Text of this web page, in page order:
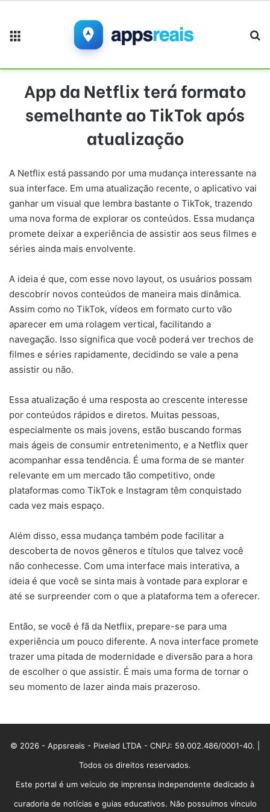
App da Netflix terá formato
semelhante ao TikTok após
atualização
A Netflix está passando por uma mudança interessante na
sua interface. Em uma atualização recente, o aplicativo vai
ganhar um visual que lembra bastante o TikTok, trazendo
uma nova forma de explorar os conteúdos. Essa mudança
promete deixar a experiência de assistir aos seus filmes e
séries ainda mais envolvente.
A ideia é que, com esse novo layout, os usuários possam
descobrir novos conteúdos de maneira mais dinâmica.
Assim como no TikTok, vídeos em formato curto vão
aparecer em uma rolagem vertical, facilitando a
navegação. Isso significa que você poderá ver trechos de
filmes e séries rapidamente, decidindo se vale a pena
assistir ou não.
Essa atualização é uma resposta ao crescente interesse
por conteúdos rápidos e diretos. Muitas pessoas,
especialmente os mais jovens, estão buscando formas
mais ágeis de consumir entretenimento, e a Netflix quer
acompanhar essa tendência. É uma forma de se manter
relevante em um mercado tão competitivo, onde
plataformas como TikTok e Instagram têm conquistado
cada vez mais espaço.
Além disso, essa mudança também pode facilitar a
descoberta de novos gêneros e títulos que talvez você
não conhecesse. Com uma interface mais interativa, a
ideia é que você se sinta mais à vontade para explorar e
até se surpreender com o que a plataforma tem a oferecer.
Então, se você é fã da Netflix, prepare-se para uma
experiência um pouco diferente. A nova interface promete
trazer uma pitada de modernidade e diversão para a hora
de escolher o que assistir. É mais uma forma de tornar o
seu momento de lazer ainda mais prazeroso.
© 2026 - Appsreais - Pixelad LTDA - CNPJ: 59.002.486/0001-40. |
Todos os direitos reservados.
Este portal é um veículo de imprensa independente dedicado à
curadoria de notícias e guias educativos. Não possuímos vínculo